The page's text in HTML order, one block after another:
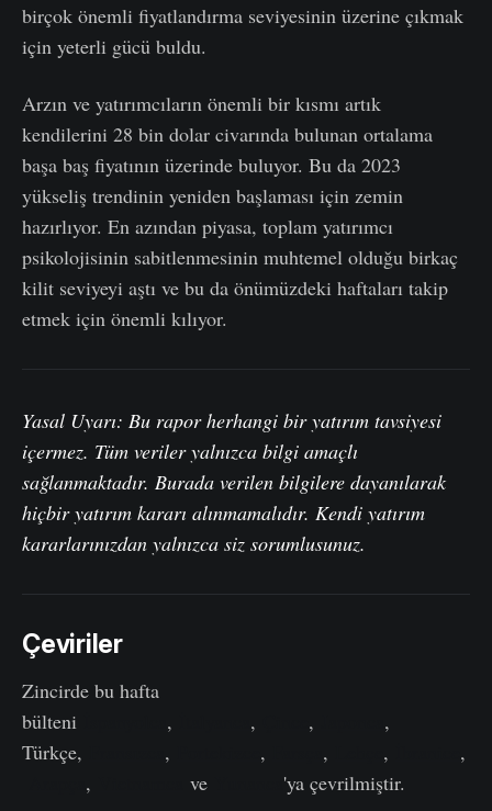
birçok önemli fiyatlandırma seviyesinin üzerine çıkmak
için yeterli gücü buldu.
Arzın ve yatırımcıların önemli bir kısmı artık
kendilerini 28 bin dolar civarında bulunan ortalama
başa baş fiyatının üzerinde buluyor. Bu da 2023
yükseliş trendinin yeniden başlaması için zemin
hazırlıyor. En azından piyasa, toplam yatırımcı
psikolojisinin sabitlenmesinin muhtemel olduğu birkaç
kilit seviyeyi aştı ve bu da önümüzdeki haftaları takip
etmek için önemli kılıyor.
Yasal Uyarı: Bu rapor herhangi bir yatırım tavsiyesi
içermez. Tüm veriler yalnızca bilgi amaçlı
sağlanmaktadır. Burada verilen bilgilere dayanılarak
hiçbir yatırım kararı alınmamalıdır. Kendi yatırım
kararlarınızdan yalnızca siz sorumlusunuz.
Çeviriler
Zincirde bu hafta
bülteni
, , ,
,
Türkçe,
, , , ,
,
, ve 'ya çevrilmiştir.